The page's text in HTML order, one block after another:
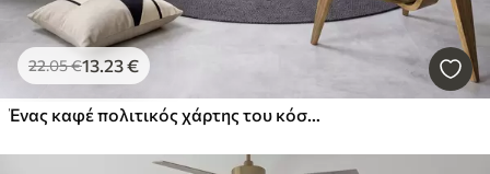
22.05€13 .23€